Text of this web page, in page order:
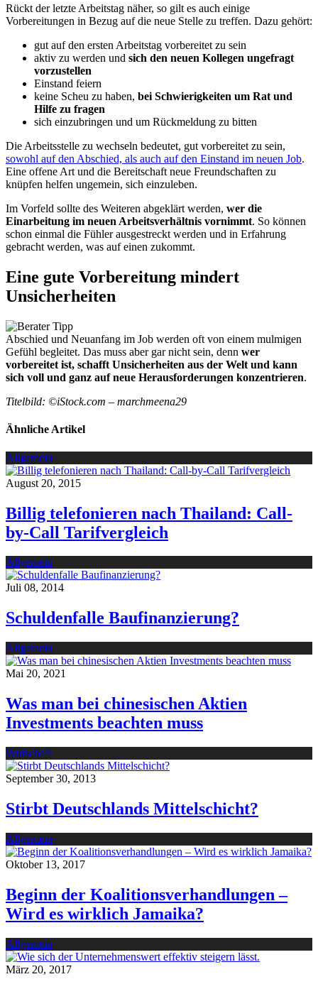
Rückt der letzte Arbeitstag näher, so gilt es auch einige
Vorbereitungen in Bezug auf die neue Stelle zu treffen. Dazu gehört:
gut auf den ersten Arbeitstag vorbereitet zu sein
aktiv zu werden und sich den neuen Kollegen ungefragt
vorzustellen
Einstand feiern
keine Scheu zu haben, bei Schwierigkeiten um Rat und
Hilfe zu fragen
sich einzubringen und um Rückmeldung zu bitten
Die Arbeitsstelle zu wechseln bedeutet, gut vorbereitet zu sein,
sowohl auf den Abschied, als auch auf den Einstand im neuen Job.
Eine offene Art und die Bereitschaft neue Freundschaften zu
knüpfen helfen ungemein, sich einzuleben.
Im Vorfeld sollte des Weiteren abgeklärt werden, wer die
Einarbeitung im neuen Arbeitsverhältnis vornimmt. So können
schon einmal die Fühler ausgestreckt werden und in Erfahrung
gebracht werden, was auf einen zukommt.
Eine gute Vorbereitung mindert
Unsicherheiten
Abschied und Neuanfang im Job werden oft von einem mulmigen
Gefühl begleitet. Das muss aber gar nicht sein, denn wer
vorbereitet ist, schafft Unsicherheiten aus der Welt und kann
sich voll und ganz auf neue Herausforderungen konzentrieren.
Titelbild: ©iStock.com – marchmeena29
Ähnliche Artikel
Allgemein
August 20, 2015
Billig telefonieren nach Thailand: Call-
by-Call Tarifvergleich
Allgemein
Juli 08, 2014
Schuldenfalle Baufinanzierung?
Allgemein
Mai 20, 2021
Was man bei chinesischen Aktien
Investments beachten muss
Wirtschaft
September 30, 2013
Stirbt Deutschlands Mittelschicht?
Allgemein
Oktober 13, 2017
Beginn der Koalitionsverhandlungen –
Wird es wirklich Jamaika?
Allgemein
März 20, 2017